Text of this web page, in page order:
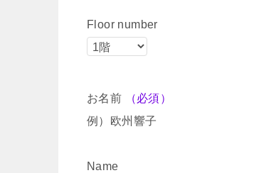
Floor number
お名前
（必須）
例）欧州響子
Name